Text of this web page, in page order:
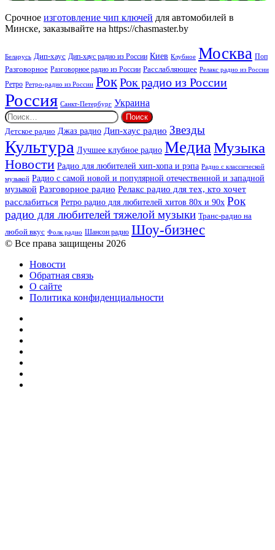
Аплюс
Beat
Срочное изготовление чип ключей для автомобилей в
Минске, заказывайте на https://chasmaster.by
Беларусь Дип-хаус Дип-хаус радио из России Киев Клубное Москва Поп
Разговорное Разговорное радио из России Расслабляющее Релакс радио из России
Ретро Ретро-радио из России РокРок радио из России
Россия Санкт-Петербург Украина
Найти:
Детское радио Джаз радио Дип-хаус радио Звезды
Культура Лучшее клубное радио МедиаМузыка
Новости Радио для любителей хип-хопа и рэпа Радио с классической
музыкой Радио с самой новой и популярной отечественной и западной
музыкой Разговорное радио Релакс радио для тех, кто хочет
расслабиться Ретро радио для любителей хитов 80х и 90х Рок
радио для любителей тяжелой музыки Транс-радио на
любой вкус Фолк радио Шансон радио Шоу-бизнес
© Все права защищены 2026
Новости
Обратная связь
О сайте
Политика конфиденциальности